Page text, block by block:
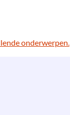
onderwerpen.